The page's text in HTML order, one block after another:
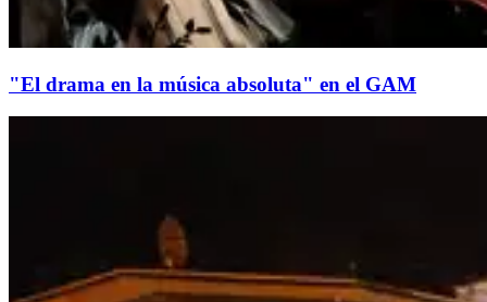
"El drama en la música absoluta" en el GAM